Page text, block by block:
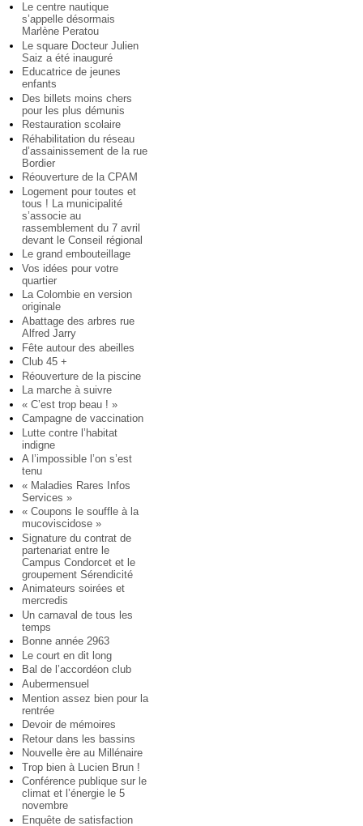
Le centre nautique
s’appelle désormais
Marlène Peratou
Le square Docteur Julien
Saiz a été inauguré
Educatrice de jeunes
enfants
Des billets moins chers
pour les plus démunis
Restauration scolaire
Réhabilitation du réseau
d’assainissement de la rue
Bordier
Réouverture de la CPAM
Logement pour toutes et
tous ! La municipalité
s’associe au
rassemblement du 7 avril
devant le Conseil régional
Le grand embouteillage
Vos idées pour votre
quartier
La Colombie en version
originale
Abattage des arbres rue
Alfred Jarry
Fête autour des abeilles
Club 45 +
Réouverture de la piscine
La marche à suivre
« C’est trop beau ! »
Campagne de vaccination
Lutte contre l’habitat
indigne
A l’impossible l’on s’est
tenu
« Maladies Rares Infos
Services »
« Coupons le souffle à la
mucoviscidose »
Signature du contrat de
partenariat entre le
Campus Condorcet et le
groupement Sérendicité
Animateurs soirées et
mercredis
Un carnaval de tous les
temps
Bonne année 2963
Le court en dit long
Bal de l’accordéon club
Aubermensuel
Mention assez bien pour la
rentrée
Devoir de mémoires
Retour dans les bassins
Nouvelle ère au Millénaire
Trop bien à Lucien Brun !
Conférence publique sur le
climat et l’énergie le 5
novembre
Enquête de satisfaction